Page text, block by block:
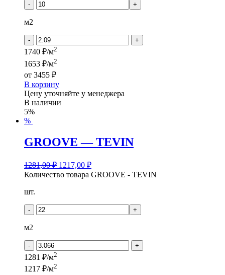
- +
м2
- +
1740 ₽/м2
1653 ₽/м2
от 3455 ₽
В корзину
Цену уточняйте у менеджера
В наличии
5%
%
GROOVE — TEVIN
1281,00₽ 1217,00 ₽
Количество товара GROOVE - TEVIN
шт.
- +
м2
- +
1281 ₽/м2
1217 ₽/м2